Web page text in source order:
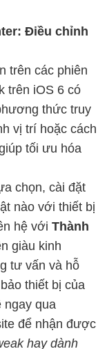
Điều chỉnh
trên các phiên
trên iOS 6 có
thức truy
vị trí hoặc cách
tối ưu hóa
chọn, cài đặt
nào với thiết bị
hệ với Thành
giàu kinh
tư vấn và hỗ
thiết bị của
ngay qua
để nhận được
hay dành